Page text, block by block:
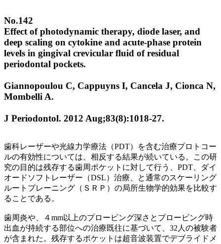
No.142
Effect of photodynamic therapy, diode laser, and
deep scaling on cytokine and acute-phase protein
levels in gingival crevicular fluid of residual
periodontal pockets.
Giannopoulou C, Cappuyns I, Cancela J, Cionca N,
Mombelli A.
J Periodontol. 2012 Aug;83(8):1018-27.
歯科レーザーや光線力学療法（PDT）を含む治療プロトコー
ルの有効性については、相反する結果が続いている。この研
究の目的は残存する歯周ポケットに対して行う、PDT、ダイ
オードソフトレーザー（DSL）治療、と通常のスケーリング
ルートプレーニング（ＳＲＰ）の局所生物学的効果を比較す
ることである。
歯周炎や、４mm以上のプロービング深さとプロービング時
出血が持続する部位への治療既往に基づいて、32人の被験者
が含まれた。残存するポケットは超音波装置でデブライドメ